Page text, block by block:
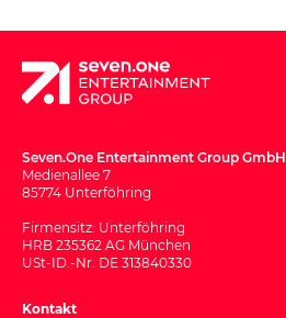
Seven.One Entertainment Group GmbH
Medienallee 7
85774 Unterföhring
Firmensitz: Unterföhring
HRB 235362 AG München
USt-ID.-Nr. DE 313840330
Kontakt